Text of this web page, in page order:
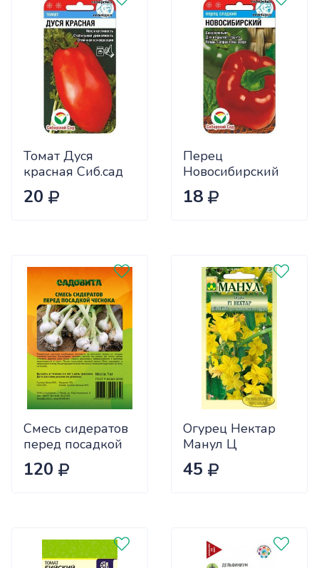
Томат Дуся
красная Сиб.сад
Ц
20
Перец
Новосибирский
(ранний) Сиб.сад
Ц
18
Смесь сидератов
перед посадкой
чеснока 0,5кг
САДОВИТА
120
Огурец Нектар
Манул Ц
45